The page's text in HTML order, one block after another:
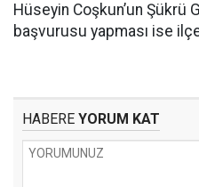
Hüseyin Coşkun’un Şükrü
başvurusu yapması ise
HABERE YORUM KAT